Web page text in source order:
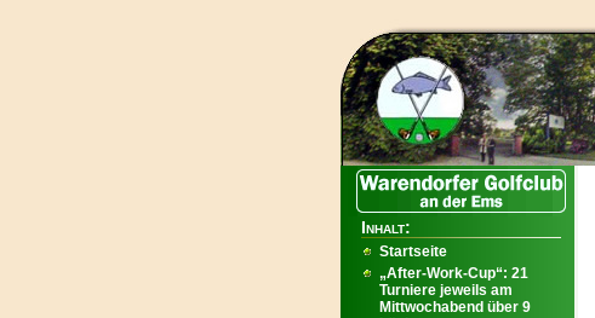
Inhalt:
Startseite
„After-Work-Cup“: 21
Turniere jeweils am
Mittwochabend über 9